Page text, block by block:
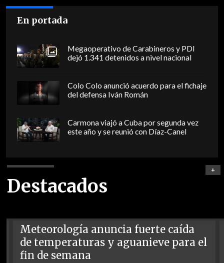
En portada
Megaoperativo de Carabineros y PDI
dejó 1.341 detenidos a nivel nacional
Colo Colo anunció acuerdo para el fichaje
del defensa Iván Román
Carmona viajó a Cuba por segunda vez
este año y se reunió con Díaz-Canel
Destacados
+
Meteorología anuncia fuerte caída
de temperaturas y aguanieve para el
fin de semana